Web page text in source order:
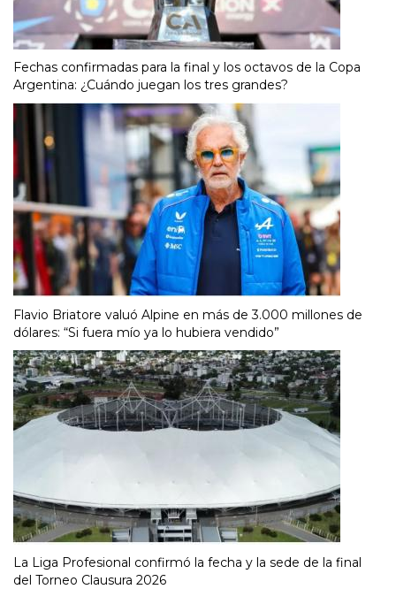
Fechas confirmadas para la final y los octavos de la Copa
Argentina: ¿Cuándo juegan los tres grandes?
Flavio Briatore valuó Alpine en más de 3.000 millones de
dólares: “Si fuera mío ya lo hubiera vendido”
La Liga Profesional confirmó la fecha y la sede de la final
del Torneo Clausura 2026